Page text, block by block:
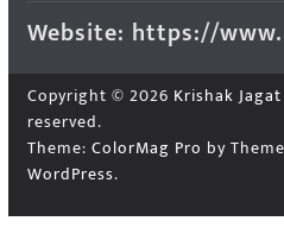
Website: https://
Copyright © 2026 Krishak
reserved.
Theme: ColorMag Pro by
WordPress.